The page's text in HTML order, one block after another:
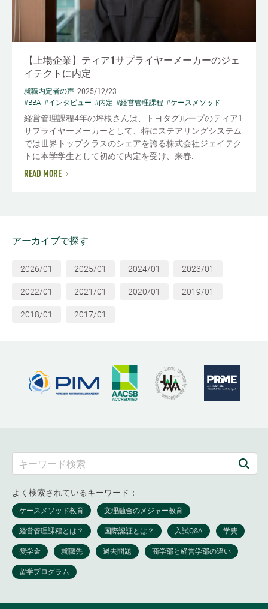
【上場企業】ティア1サプライヤーメーカーのジェ
イテクトに内定
就職内定者の声 2025/12/23
#BBA #インタビュー #内定 #経営管理課程 #ケースメソッド
経営管理課程4年の坪根さんは、トヨタグループのティア1
サプライヤーメーカーとして、特にステアリングシステム
では世界トップクラスのシェアを誇る株式会社ジェイテク
トに本学学生として初めて内定を受け、来春...
READ MORE
アーカイブで探す
2026/01 2025/01 2024/01 2023/01
2022/01 2021/01 2020/01 2019/01
2018/01 2017/01
よく検索されているキーワード：